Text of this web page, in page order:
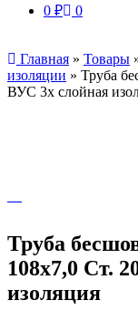
0 ₽ 0
Главная » Товары
изоляции » Труба
ВУС 3х слойная
Труба
108х7,0 Ст.
изоляция